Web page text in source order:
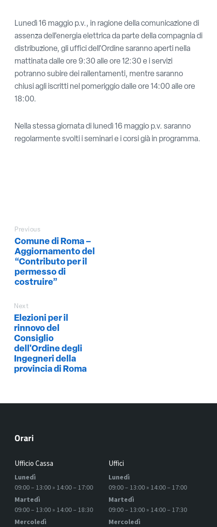
Lunedì 16 maggio p.v., in ragione della comunicazione di
assenza dell’energia elettrica da parte della compagnia di
distribuzione, gli uffici dell’Ordine saranno aperti nella
mattinata dalle ore 9:30 alle ore 12:30 e i servizi
potranno subire dei rallentamenti, mentre saranno
chiusi agli iscritti nel pomeriggio dalle ore 14:00 alle ore
18:00.
Nella stessa giornata di lunedì 16 maggio p.v. saranno
regolarmente svolti i seminari e i corsi già in programma.
Previous
Comune di Roma –
Aggiornamento del
“Contributo per il
permesso di
costruire”
Next
Elezioni per il
rinnovo del
Consiglio
dell'Ordine degli
Ingegneri della
provincia di Roma
Orari
Ufficio Cassa
Lunedì
09:00 – 13:00 » 14:00 – 17:00
Martedì
09:00 – 13:00 » 14:00 – 18:30
Mercoledì
Uffici
Lunedì
09:00 – 13:00 » 14:00 – 17:00
Martedì
09:00 – 13:00 » 14:00 – 17:30
Mercoledì